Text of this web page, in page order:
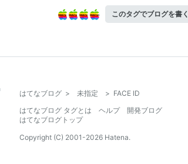
このタグでブログを書く
はてなブログ > 未指定 > FACE ID
はてなブログ タグとは
ヘルプ
開発ブログ
はてなブログトップ
Copyright (C) 2001-2026 Hatena.